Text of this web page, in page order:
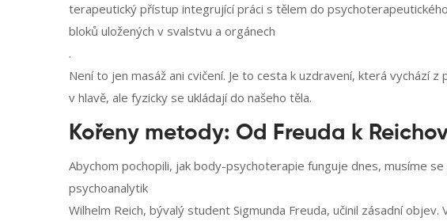
terapeutický přístup integrující práci s tělem do
bloků uložených v svalstvu a orgánech
.
Není to jen masáž ani cvičení. Je to cesta k uzdravení, která vychází
v hlavě, ale fyzicky se ukládají do našeho těla.
Kořeny metody: Od Freuda k
Abychom pochopili, jak body-psychoterapie funguje dnes, musíme
psychoanalytik
Wilhelm Reich, bývalý student Sigmunda Freuda, učinil zásadní objev.